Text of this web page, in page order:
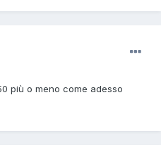
più o meno come adesso